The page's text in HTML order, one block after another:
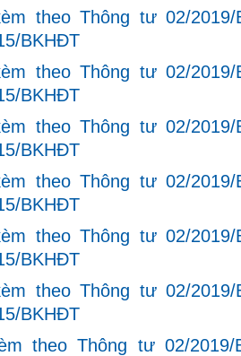
theo Thông tư 02/
BKHĐT
theo Thông tư 02/
BKHĐT
theo Thông tư 02/
BKHĐT
theo Thông tư 02/
BKHĐT
theo Thông tư 02/
BKHĐT
theo Thông tư 02/
BKHĐT
theo Thông tư 02/